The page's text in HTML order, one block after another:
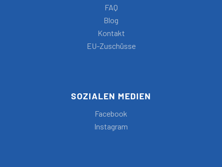
FAQ
Blog
Kontakt
EU-Zuschüsse
SOZIALEN MEDIEN
Facebook
Instagram